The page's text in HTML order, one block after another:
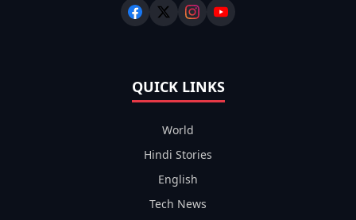
QUICK LINKS
World
Hindi Stories
English
Tech News